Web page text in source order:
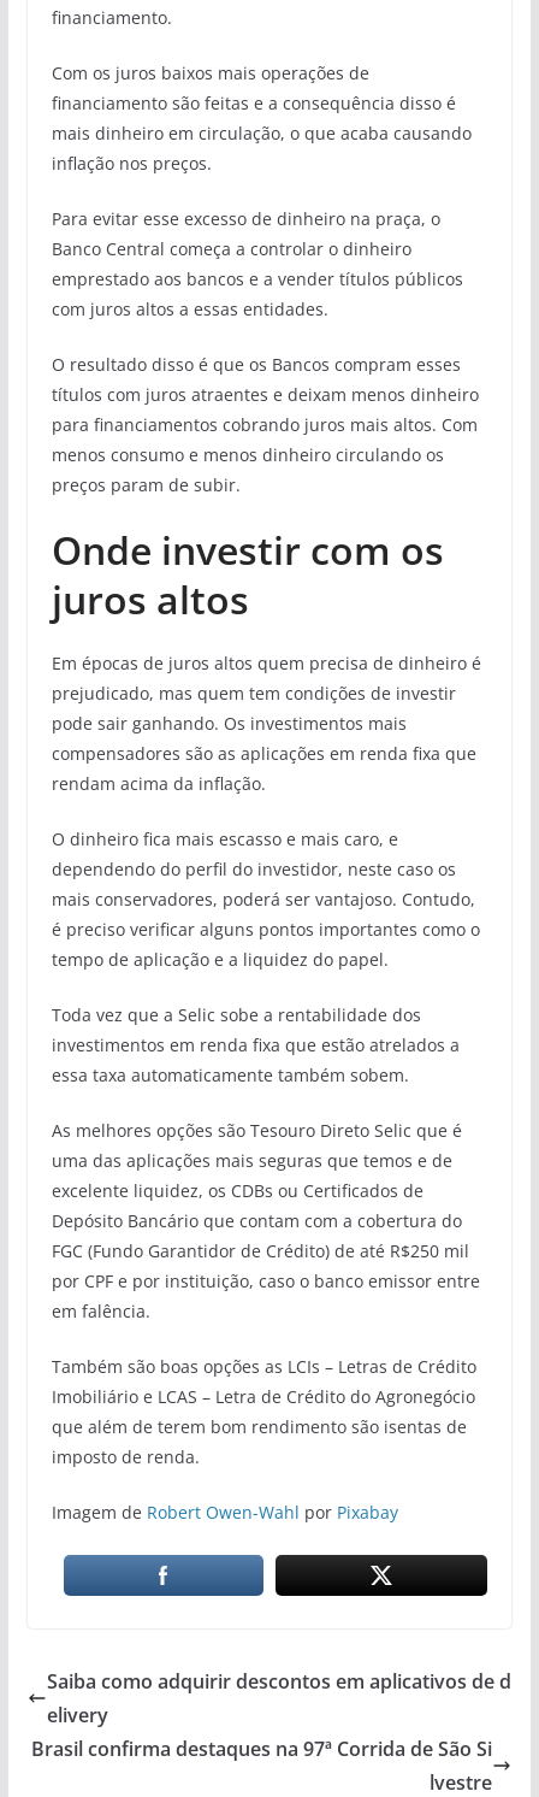
financiamento.
Com os juros baixos mais operações de
financiamento são feitas e a consequência disso é
mais dinheiro em circulação, o que acaba causando
inflação nos preços.
Para evitar esse excesso de dinheiro na praça, o
Banco Central começa a controlar o dinheiro
emprestado aos bancos e a vender títulos públicos
com juros altos a essas entidades.
O resultado disso é que os Bancos compram esses
títulos com juros atraentes e deixam menos dinheiro
para financiamentos cobrando juros mais altos. Com
menos consumo e menos dinheiro circulando os
preços param de subir.
Onde investir com os
juros altos
Em épocas de juros altos quem precisa de dinheiro é
prejudicado, mas quem tem condições de investir
pode sair ganhando. Os investimentos mais
compensadores são as aplicações em renda fixa que
rendam acima da inflação.
O dinheiro fica mais escasso e mais caro, e
dependendo do perfil do investidor, neste caso os
mais conservadores, poderá ser vantajoso. Contudo,
é preciso verificar alguns pontos importantes como o
tempo de aplicação e a liquidez do papel.
Toda vez que a Selic sobe a rentabilidade dos
investimentos em renda fixa que estão atrelados a
essa taxa automaticamente também sobem.
As melhores opções são Tesouro Direto Selic que é
uma das aplicações mais seguras que temos e de
excelente liquidez, os CDBs ou Certificados de
Depósito Bancário que contam com a cobertura do
FGC (Fundo Garantidor de Crédito) de até R$250 mil
por CPF e por instituição, caso o banco emissor entre
em falência.
Também são boas opções as LCIs – Letras de Crédito
Imobiliário e LCAS – Letra de Crédito do Agronegócio
que além de terem bom rendimento são isentas de
imposto de renda.
Imagem de Robert Owen-Wahl por Pixabay
Saiba como adquirir descontos em aplicativos de d
elivery
Brasil confirma destaques na 97ª Corrida de São Si
lvestre